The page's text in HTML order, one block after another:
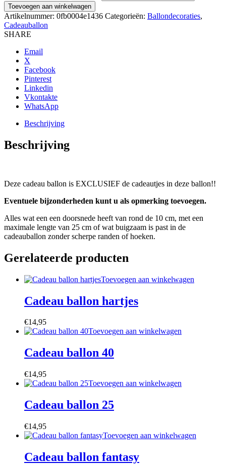
Toevoegen aan winkelwagen
Artikelnummer: 0fb0004e1436 Categorieën: Ballondecoraties,
Cadeauballon
SHARE
Email
X
Facebook
Pinterest
Linkedin
Vkontakte
WhatsApp
Beschrijving
Beschrijving
Deze cadeau ballon is EXCLUSIEF de cadeautjes in deze ballon!!
Eventuele bijzonderheden kunt u als opmerking toevoegen.
Alles wat een een doorsnede heeft van rond de 10 cm, met een
maximale lengte van 25 cm of wat buigzaam is past in de
cadeauballon zonder scherpe randen of hoeken.
Gerelateerde producten
Toevoegen aan winkelwagen
Cadeau ballon hartjes
€14,95
Toevoegen aan winkelwagen
Cadeau ballon 40
€14,95
Toevoegen aan winkelwagen
Cadeau ballon 25
€14,95
Toevoegen aan winkelwagen
Cadeau ballon fantasy